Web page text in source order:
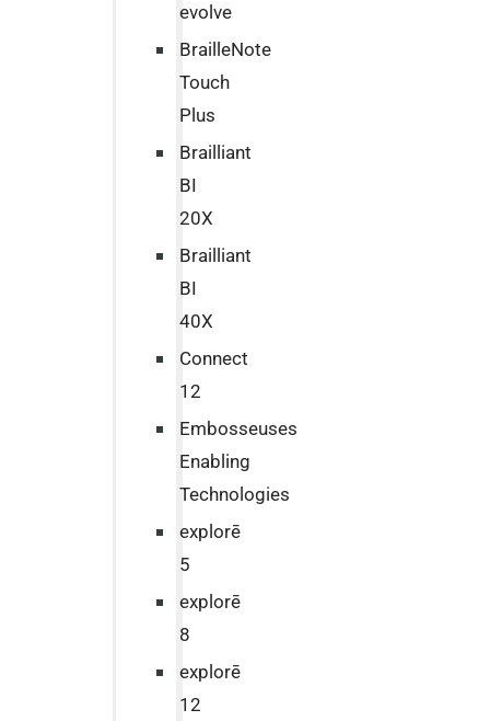
evolve
BrailleNote
Touch
Plus
Brailliant
BI
20X
Brailliant
BI
40X
Connect
12
Embosseuses
Enabling
Technologies
explorē
5
explorē
8
explorē
12